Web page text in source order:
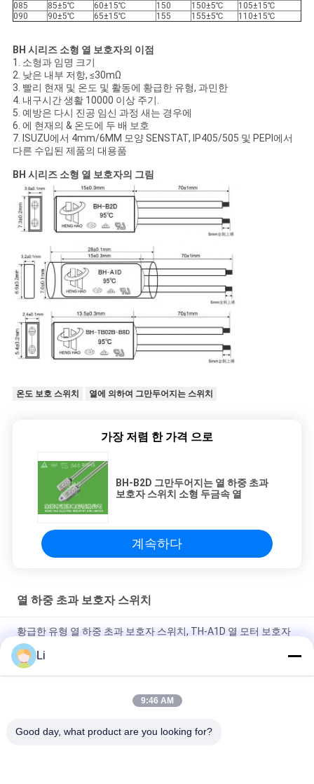
085
85±5℃ 60±15℃ 150 150±5℃
105±15℃
090
90±5℃ 65±15℃ 155 155±5℃ 110±15℃
BH 시리즈 소형 열 보호자의 이점
1. 소형과 임명 크기
2. 낮은 내부 저항, ≤30mΩ
3. 빨리 현재 및 온도 및 활동에 황급한 유형, 과민한
4. 내구시간 생활 10000 이상 주기.
5. 예방은 다시 진공 임신 과정 새는 경우에
6. 에 현재의 & 온도에 두 배 보호
7. ISUZU에서 4mm/6MM 모양 SENSTAT, IP405/505 및 PEPI에서
다른 수입된 제품의 대용품
BH 시리즈 소형 열 보호자의 그림
온도 보호 스위치 열에 의하여 그만두어지는 스위치
가장 저렴 한 가격 으로
BH-B2D 그만두어지는 열 하중 초과
보호자 스위치 소형 두금속 열
계속하다
열 하중 초과 보호자 스위치
황급한 유형 열 하중 초과 보호자 스위치, TH-A1D 열 모터 보호자
플라스틱 상자 점화 장치를 위한 단열 보호 스위치 일반적으로 열
려있는 유형
높은 과민한 열 하중 초과 보호자 스위치 재시동할 수 있는 열 신관
Li
9:46 AM
Good day, what product are you looking for?